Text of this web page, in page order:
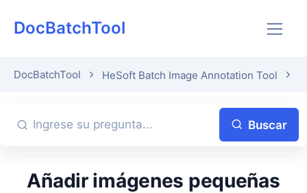
DocBatchTool
DocBatchTool HeSoft Batch Image Annotation Tool
Buscar
Añadir imágenes pequeñas